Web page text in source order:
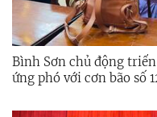
Bình Sơn chủ động
ứng phó với cơn bão số